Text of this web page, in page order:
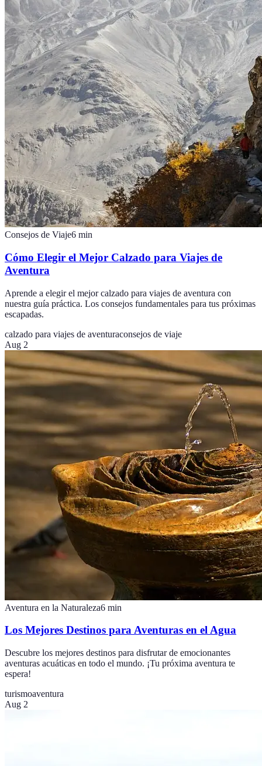
Consejos de Viaje6 min
Cómo Elegir el Mejor Calzado para Viajes de
Aventura
Aprende a elegir el mejor calzado para viajes de aventura con
nuestra guía práctica. Los consejos fundamentales para tus próximas
escapadas.
calzado para viajes de aventuraconsejos de viaje
Aug 2
Aventura en la Naturaleza6 min
Los Mejores Destinos para Aventuras en el Agua
Descubre los mejores destinos para disfrutar de emocionantes
aventuras acuáticas en todo el mundo. ¡Tu próxima aventura te
espera!
turismoaventura
Aug 2